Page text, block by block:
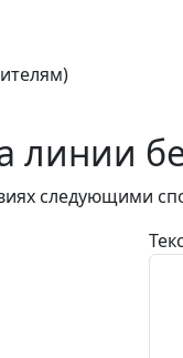
линии
следующими